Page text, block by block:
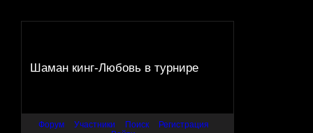
Шаман кинг-Любовь в турнире
Форум Участники Поиск
Регистрация